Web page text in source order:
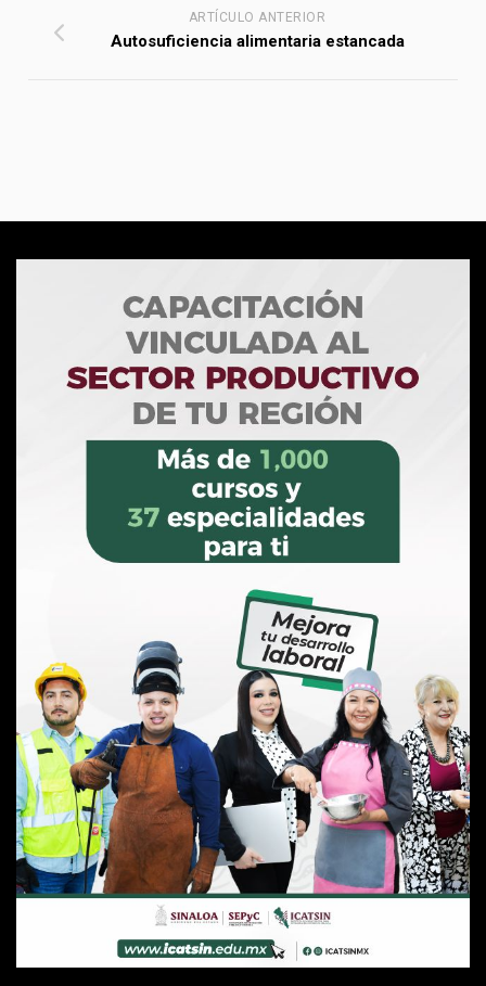
ARTÍCULO ANTERIOR
Autosuficiencia alimentaria estancada